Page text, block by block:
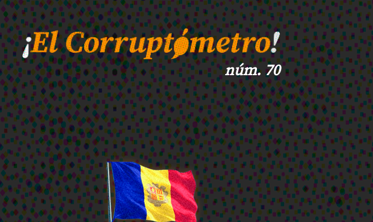
núm. 70